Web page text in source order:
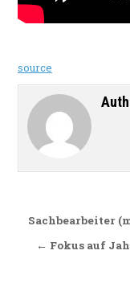
source
Sachbearbeiter
← Fokus auf